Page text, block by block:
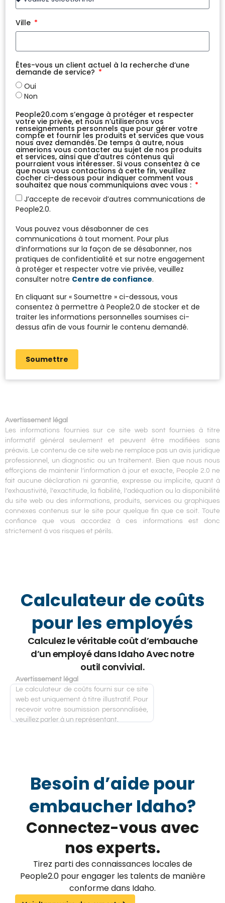
Ville
Êtes-vous un client actuel à la recherche d’une
demande de service?
Oui
Non
People20.com s’engage à protéger et respecter
votre vie privée, et nous n’utiliserons vos
renseignements personnels que pour gérer votre
compte et fournir les produits et services que vous
nous avez demandés. De temps à autre, nous
aimerions vous contacter au sujet de nos produits
et services, ainsi que d’autres contenus qui
pourraient vous intéresser. Si vous consentez à ce
que nous vous contactions à cette fin, veuillez
cocher ci-dessous pour indiquer comment vous
souhaitez que nous communiquions avec vous :
J’accepte de recevoir d’autres communications de
People2.0.
Vous pouvez vous désabonner de ces
communications à tout moment. Pour plus
d’informations sur la façon de se désabonner, nos
pratiques de confidentialité et sur notre engagement
à protéger et respecter votre vie privée, veuillez
consulter notre Centre de confiance.
En cliquant sur « Soumettre » ci-dessous, vous
consentez à permettre à People2.0 de stocker et de
traiter les informations personnelles soumises ci-
dessus afin de vous fournir le contenu demandé.
Soumettre
Avertissement légal
Les informations fournies sur ce site web sont fournies à titre
informatif général seulement et peuvent être modifiées sans
préavis. Le contenu de ce site web ne remplace pas un avis juridique
professionnel, un diagnostic ou un traitement. Bien que nous nous
efforçions de maintenir l’information à jour et exacte, People 2.0 ne
fait aucune déclaration ni garantie, expresse ou implicite, quant à
l’exhaustivité, l’exactitude, la fiabilité, l’adéquation ou la disponibilité
du site web ou des informations, produits, services ou graphiques
connexes contenus sur le site pour quelque fin que ce soit. Toute
confiance que vous accordez à ces informations est donc
strictement à vos risques et périls.
Calculateur de coûts
pour les employés
Calculez le véritable coût d’embauche
d’un employé dans Idaho Avec notre
outil convivial.
Avertissement légal
Le calculateur de coûts fourni sur ce site
web est uniquement à titre illustratif. Pour
recevoir votre soumission personnalisée,
veuillez parler à un représentant.
Besoin d’aide pour
embaucher Idaho?
Connectez-vous avec
nos experts.
Tirez parti des connaissances locales de
People2.0 pour engager les talents de manière
conforme dans Idaho.